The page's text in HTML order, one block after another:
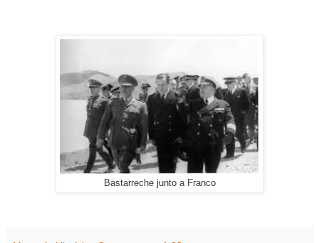
Bastarreche junto a Franco